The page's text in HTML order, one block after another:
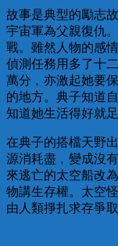
故事是典型的勵志
宇宙軍為父親復仇
戰。雖然人物的感
偵測任務用多了十
萬分﹐亦激起她要
的地方。典子知道
知道她生活得好就
在典子的搭檔天野
源消耗盡﹐變成沒
來逃亡的太空船改
物講生存權。太空
由人類掙扎求存爭